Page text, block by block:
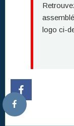
logo ci-